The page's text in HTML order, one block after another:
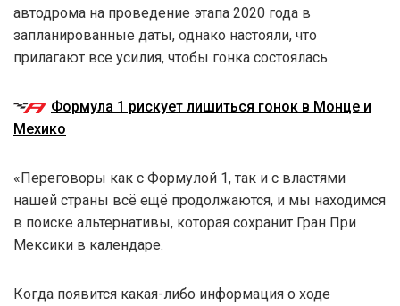
автодрома на проведение этапа 2020 года в
запланированные даты, однако настояли, что
прилагают все усилия, чтобы гонка состоялась.
Формула 1 рискует лишиться гонок в Монце и
Мехико
«Переговоры как с Формулой 1, так и с властями
нашей страны всё ещё продолжаются, и мы находимся
в поиске альтернативы, которая сохранит Гран При
Мексики в календаре.
Когда появится какая-либо информация о ходе